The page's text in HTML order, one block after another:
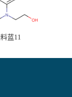
蓝11